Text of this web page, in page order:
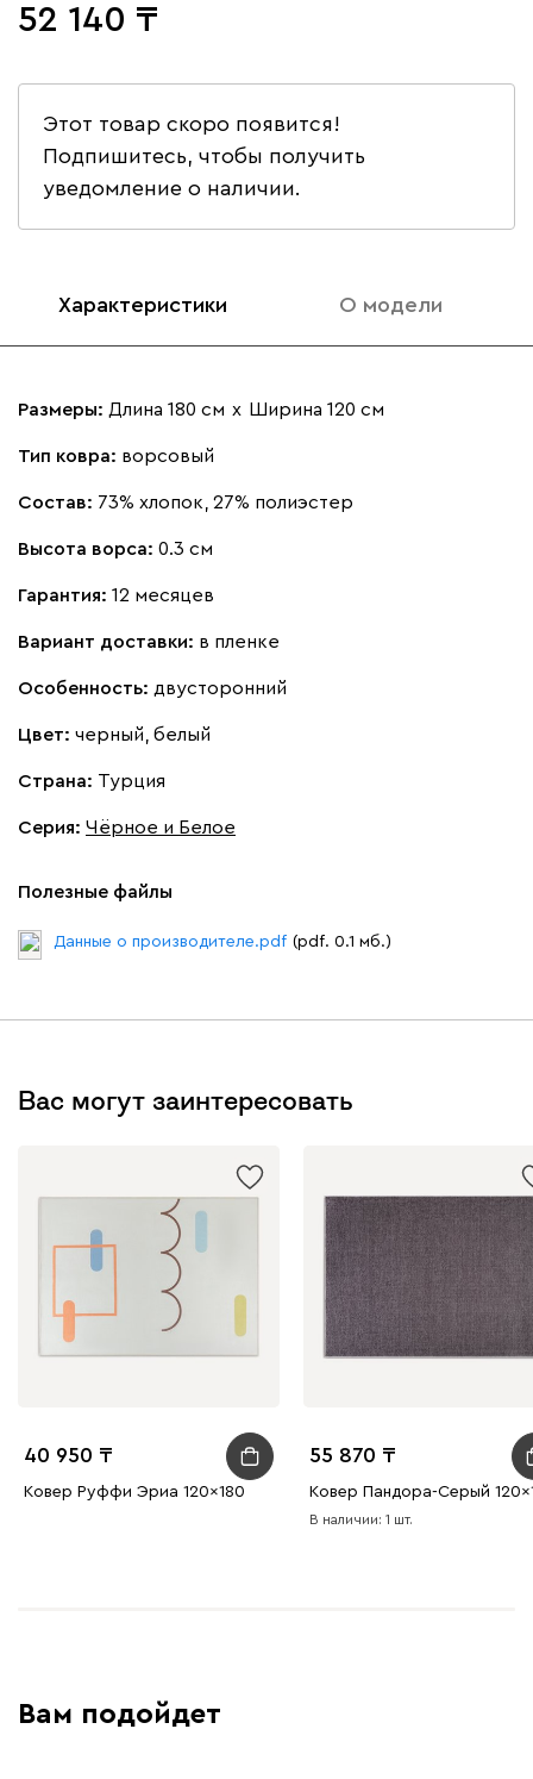
52 140
Этот товар скоро появится!
Подпишитесь, чтобы получить
уведомление о наличии.
Характеристики О модели
Размеры: Длина 180 см х Ширина 120 см
Тип ковра: ворсовый
Состав: 73% хлопок, 27% полиэстер
Высота ворса: 0.3 см
Гарантия: 12 месяцев
Вариант доставки: в пленке
Особенность: двусторонний
Цвет: черный, белый
Страна: Турция
Серия: Чёрное и Белое
Полезные файлы
Данные о производителе.pdf (pdf. 0.1 мб.)
Вас могут заинтересовать
40 950
Ковер Руффи Эриа 120x180
55 870
Ковер Пандора-Серый
В наличии: 1 шт.
Вам подойдет